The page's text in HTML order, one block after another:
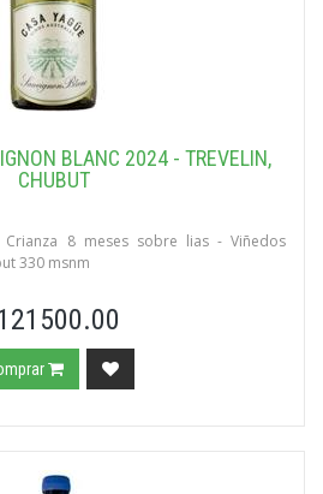
BLANC 2024 - TREVELIN,
CHUBUT
Crianza 8 meses sobre lias - Viñedos
330 msnm